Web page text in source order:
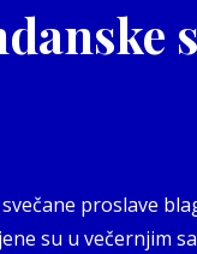
proslave
su u večernjim